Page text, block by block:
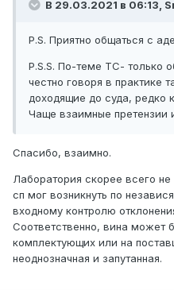
В 29.03.2021 в 06:13,
P.S. Приятно общаться с
P.S.S. По-теме ТС- только
честно говоря в практике
доходящие до суда, редко
Чаще взаимные претензии
Спасибо, взаимно.
Лаборатория скорее всего
сп мог возникнуть по
входному контролю
Соответственно, вина может
комплектующих или на
неоднозначная и запутанная.